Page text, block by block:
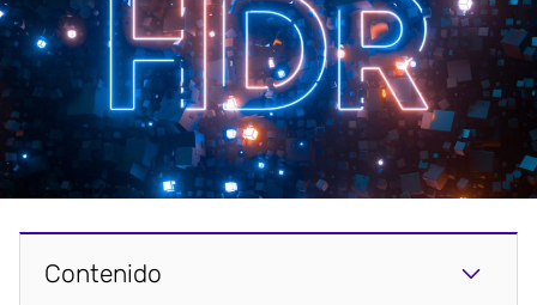
Contenido